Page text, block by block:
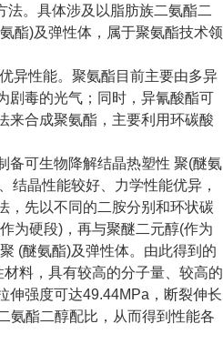
法。具体涉及以脂肪族二氨酯二
酯)及弹性体，属于聚氨酯技术领
异性能。聚氨酯目前主要由多异
剧毒的光气；同时，异氰酸酯可
来合成聚氨酯，主要利用环碳酸
备可生物降解结晶热塑性 聚(醚氨
结晶性能较好、力学性能优异，
，先以不同的二胺分别和环状碳
作为硬段) ，再与聚醚二元醇(作为
(醚氨酯)及弹性体。由此得到的
料，具有较高的分子量、较高的
伸强度可达49.44MPa ，断裂伸长
氨酯二醇配比，从而得到性能各